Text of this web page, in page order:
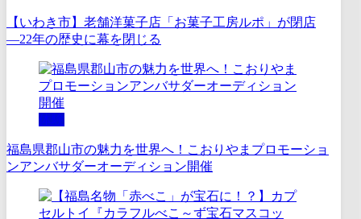
【いわき市】老舗洋菓子店「お菓子工房ルポ」が閉店
―22年の歴史に幕を閉じる
体験
福島県郡山市の魅力を世界へ！こおりやまプロモーショ
ンアンバサダーオーディション開催